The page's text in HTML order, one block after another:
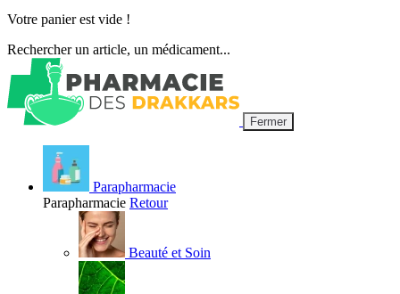
Votre panier est vide !
Rechercher un article, un médicament...
Fermer
Parapharmacie
Parapharmacie Retour
Beauté et Soin